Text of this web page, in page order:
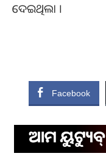
ଦେଇଥିଲା ।
Facebook